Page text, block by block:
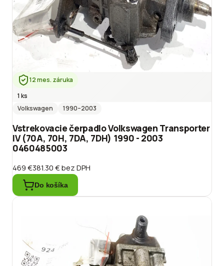
12 mes. záruka
1 ks
Volkswagen
1990–2003
Vstrekovacie čerpadlo Volkswagen Transporter
IV (70A, 70H, 7DA, 7DH) 1990 - 2003
0460485003
469 €381.30 €bez DPH
Do košíka